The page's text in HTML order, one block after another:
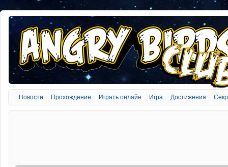
Новости Прохождение Играть онлайн Игра Достижения